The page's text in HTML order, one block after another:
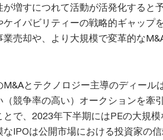
増すにつれて活動が活発化すると
ケイパビリティーの戦略的ギャップ
売却や、より大規模で変革的な
M&Aとテクノロジー主導のディール
（競争率の高い）オークションを牽
で、2023年下半期にはPEの大規
IPOは公開市場における投資家の